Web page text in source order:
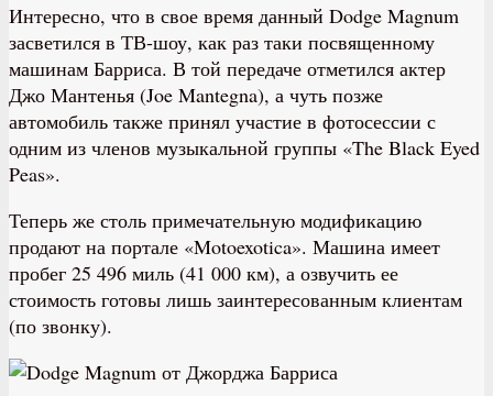
Интересно, что в свое время данный Dodge Magnum
засветился в ТВ-шоу, как раз таки посвященному
машинам Барриса. В той передаче отметился актер
Джо Мантенья (Joe Mantegna), а чуть позже
автомобиль также принял участие в фотосессии с
одним из членов музыкальной группы «The Black Eyed
Peas».
Теперь же столь примечательную модификацию
продают на портале «Motoexotica». Машина имеет
пробег 25 496 миль (41 000 км), а озвучить ее
стоимость готовы лишь заинтересованным клиентам
(по звонку).